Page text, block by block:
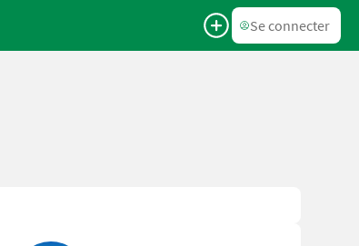
Se connecter